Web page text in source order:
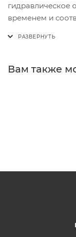
гидравлическое
временем и
Вам также